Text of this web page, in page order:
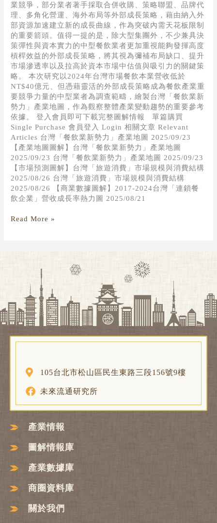
業競爭，部分業者著手採取合併收購、策略聯盟、品牌代
理、多角化營運、海外布局等外部成長策略，藉由納入外
部資源加速建立新的成長曲線，作為突破內需天花板限制
的重要箭頭。值得一提的是，除大型集團外，不少兼具決
策彈性與資本實力的中型餐飲業者更加重視能夠發揮高度
槓桿效益的外部成長策略，將其視為彌補布局缺口、提升
市場滲透率以及拉高於資本市場中估值與吸引力的關鍵策
略。 本次研究以2024年台灣市場餐飲本業營收低於
NT$40億元、但憑藉靈活的外部成長策略成為餐飲產業重
要競爭力量的中型業者為調查範疇，繪製台灣「餐飲業新
勢力」產業地圖，作為觀察整體產業變動趨勢的重要參考
依據。 登入會員即可下載完整圖解情報 單篇購買
Single Purchase 會員登入 Login 相關文章 Relevant
Articles 台灣「餐飲業新勢力」產業地圖 2025/09/23
【產業地圖圖解】台灣「餐飲業新勢力」產業地圖
2025/09/23 台灣「餐飲業新勢力」產業地圖 2025/09/23
【市場預測圖解】台灣「旅遊消費」市場規模與消費結構
2025/08/26 台灣「旅遊消費」市場規模與消費結構
2025/08/26 【商業數據圖解】2017-2024台灣「連鎖餐
飲企業」營收成長率熱力圖 2025/08/21
Read More »
105台北市松山區民生東路三段156號9樓
未來流通研究所
產業情報
圖解情報庫
產業數據庫
商圈資料庫
關於我們